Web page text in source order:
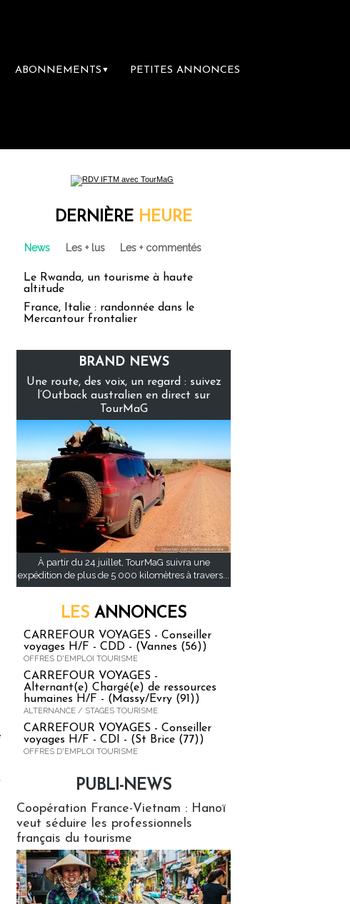
ABONNEMENTS ▼ PETITES ANNONCES
DERNIÈRE HEURE
News Les + lus Les + commentés
Le Rwanda, un tourisme à haute
altitude
France, Italie : randonnée dans le
Mercantour frontalier
BRAND NEWS
Une route, des voix, un regard : suivez
l’Outback australien en direct sur
TourMaG
À partir du 24 juillet, TourMaG suivra une
expédition de plus de 5 000 kilomètres à travers...
LES ANNONCES
CARREFOUR VOYAGES - Conseiller
voyages H/F - CDD - (Vannes (56))
OFFRES D'EMPLOI TOURISME
CARREFOUR VOYAGES -
Alternant(e) Chargé(e) de ressources
humaines H/F - (Massy/Evry (91))
ALTERNANCE / STAGES TOURISME
CARREFOUR VOYAGES - Conseiller
voyages H/F - CDI - (St Brice (77))
OFFRES D'EMPLOI TOURISME
PUBLI-NEWS
Coopération France-Vietnam : Hanoï
veut séduire les professionnels
français du tourisme